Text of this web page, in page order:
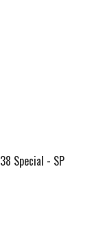
38 Special - SP